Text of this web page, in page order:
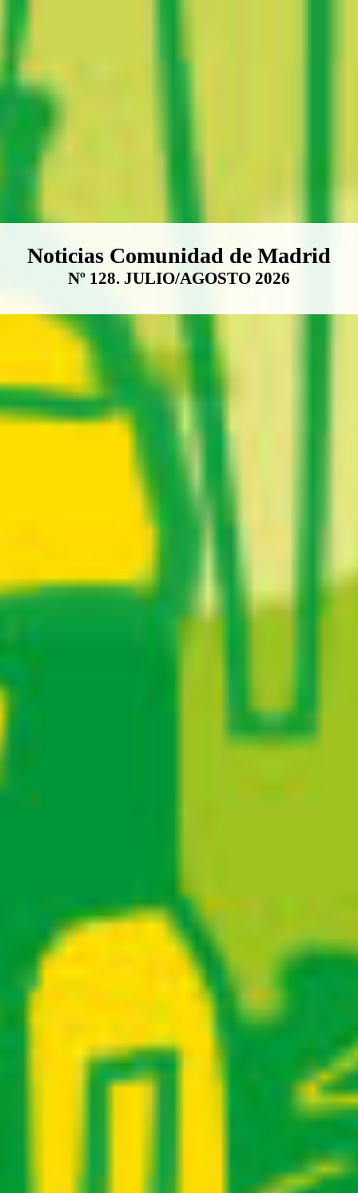
Boletín Noticias Comunidad de
Noticias Comunidad de Madrid
Nº 128. JULIO/AGOSTO 2026